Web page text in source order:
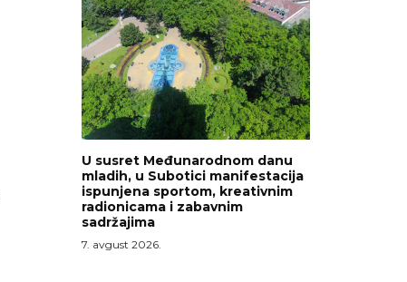
U susret Međunarodnom danu
mladih, u Subotici manifestacija
ispunjena sportom, kreativnim
radionicama i zabavnim
sadržajima
7. avgust 2026.